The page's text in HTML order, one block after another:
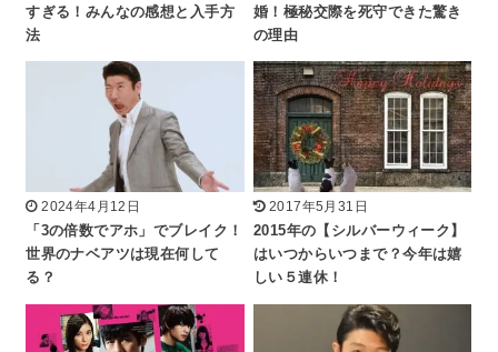
すぎる！みんなの感想と入手方
法
婚！極秘交際を死守できた驚き
の理由
2024年4月12日
「3の倍数でアホ」でブレイク！
世界のナベアツは現在何して
る？
2017年5月31日
2015年の【シルバーウィーク】
はいつからいつまで？今年は嬉
しい５連休！